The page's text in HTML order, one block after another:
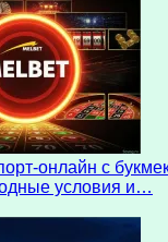
онлайн с
условия и…